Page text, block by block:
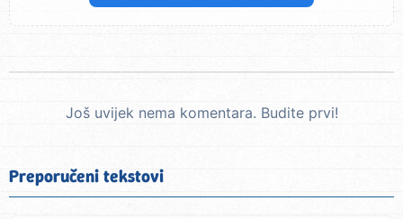
Još uvijek nema komentara. Budite prvi!
Preporučeni tekstovi